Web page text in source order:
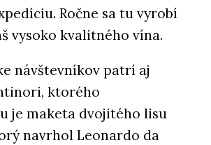
Ročne sa tu vyrobí
vysoko kvalitného vína.
návštevníkov patrí aj
ktorého
je maketa dvojitého lisu
navrhol Leonardo da